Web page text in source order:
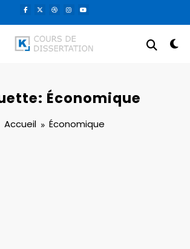
Économique
Accueil Économique